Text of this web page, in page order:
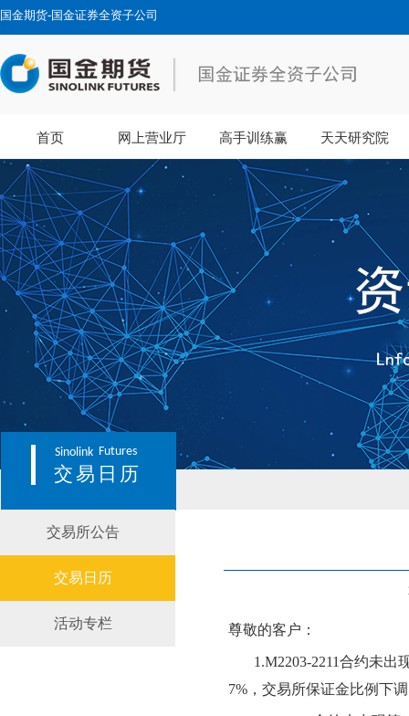
国金期货-国金证券全资子公司
首页 网上营业厅 高手训练赢 天天研究院
Sinolink Futures
交易日历
交易所公告
交易日历
活动专栏 尊敬的客户：
1.M2203-2211合约未出
7%，交易所保证金比例下调